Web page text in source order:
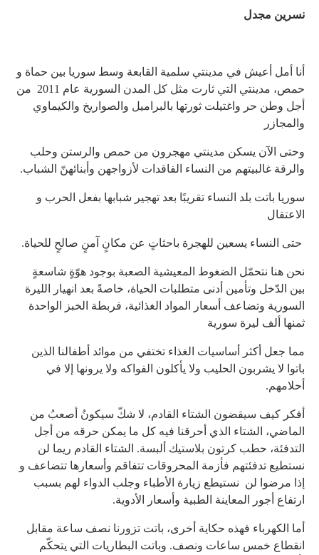
نسرين مجدل
أنا أمل أعيش في مدينتي سلمية القابعة وسط سوريا بين حماة و
حمص، مدينتي التي ثارت مثل كل المدن السورية عام 2011 من
أجل وطن حر واغتيلت ثورتها بالبراميل والصواريخ والكيماوي
والمجازر
وحتى الآن يسكن مدينتي مهجرون من حمص والرستن وحلب
والرقة غالبيتهم من النساء الفاقدات لأزواجهن وأبنائهنّ الشباب.
سوريا باتت بلد النساء تقريبًا بعد تهجير شبابها بفعل الحرب و
الاعتقال
حتى النساء يسعين للهجرة باحثاتٍ عن مكانٍ آمنٍ صالحٍ للحياة.
نحن هنا نتحمّل الضغوط المعيشية الصعبة بوجود هوّةٍ شاسعةٍ
بين الدّخل وتأمين أدنى متطلبات الحياة، خاصةً بعد انهيار الليرة
السورية وتضاعف أسعار المواد الغذائية، فربطة الخبز الواحدة
ثمنها ألف ليرة سورية
مما جعل أكثر أساسيات الغذاء تختفي من موائد أطفالنا الذين
باتوا لا يشربون الحليب ولا يأكلون الفواكه ولا يرونها إلا في
أحلامهم.
أفكر كيف سيقضون الشتاء القادم، لا شكّ سيكونُ أصعبُ من
الماضي، الشتاء الذي أحرقنا فيه كل ما يمكن حرقه من أجل
التدفئة، حطب كرتون بلاستيك ألبسة. الشتاء القادم ريما لن
نستطيع تدفئتهم فأزمة المحروقات تتفاقم وأسعارها تتضاعف و
إذا مرضوا لن نستيطع زيارة الأطباء وجلب الدواء لهم بسبب
ارتفاع أجور المعاينة الطبية وأسعار الأدوية.
أما الكهرباء فهذه حكاية أخرى، باتت تزورنا نصف ساعة مقابل
انقطاع خمس ساعات ونصف. وباتت البطاريات التي يتحكّم